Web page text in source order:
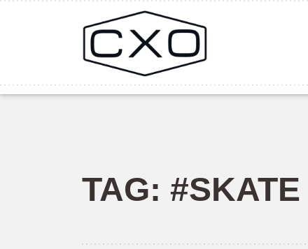
TAG: #SKATE